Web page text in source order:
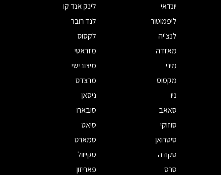
יונדאי
לינק אנד קו
ליפמוטור
לנד רובר
לנצ'יה
לקסוס
מאזדה
מזראטי
מיני
מיצובישי
מקסוס
מרצדס
ניו
ניסאן
סאאב
סובארו
סוזוקי
סיאט
סיטרואן
סמארט
סקודה
סקייוול
סרס
פאריזון